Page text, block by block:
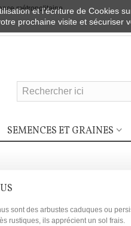
et l'écriture de Cookies
prochaine visite et sécuriser
métropolitaine
SEMENCES ET GRAINES
sont des arbustes caduques ou
rustiques, ils apprécient un sol frais.